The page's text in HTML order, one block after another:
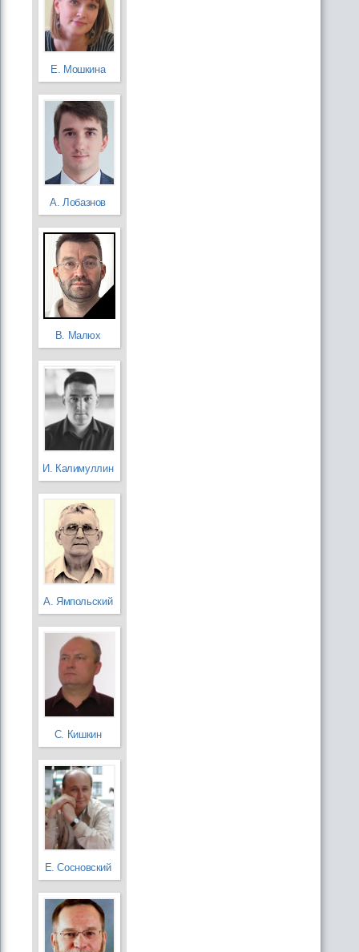
Е. Мошкина
А. Лобазнов
В. Малюх
И. Калимуллин
А. Ямпольский
С. Кишкин
Е. Сосновский